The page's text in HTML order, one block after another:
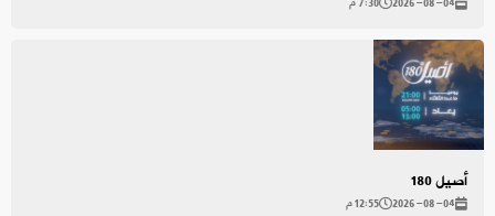
أصيل 180
2026-08-04 12:55 م